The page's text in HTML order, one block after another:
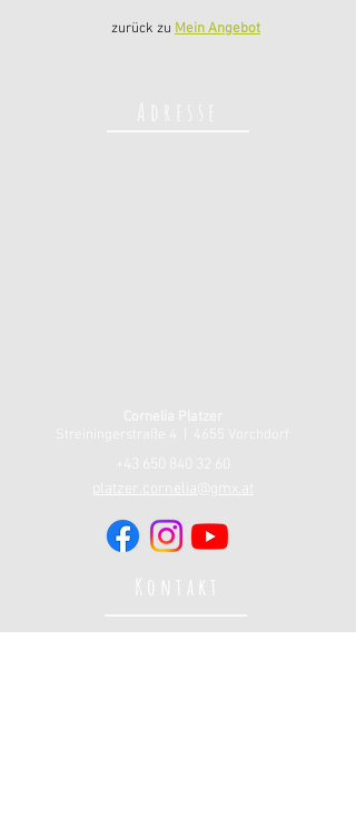
zurück zu Mein Angebot
platzer.cornelia@gmx.at
Kontakt